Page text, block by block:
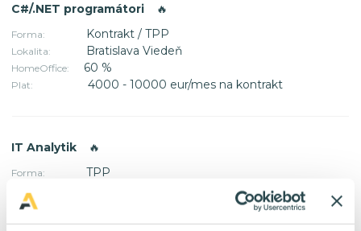
C#/.NET programátori 🔥
Forma: Kontrakt / TPP
Lokalita: Bratislava Viedeň
HomeOffice: 60 %
Plat: 4000 - 10000 eur/mes na kontrakt
IT Analytik 🔥
Forma: TPP
HomeOffice:
Plat: 2400 - 4800 eur/mes na TPP